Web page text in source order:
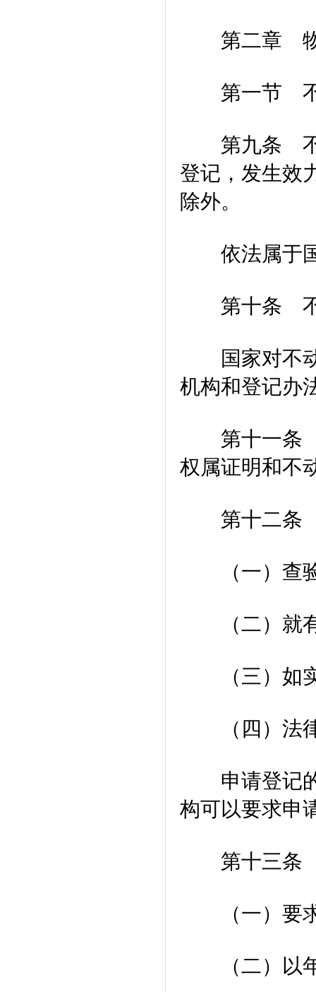
第二章 物
第一节 不
第九条 不动
登记，发生效
除外。
依法属于国
第十条 不动
国家对不动
机构和登记办
第十一条 当
权属证明和不
第十二条
（一）查验
（二）就有
（三）如实
（四）法律
申请登记的
构可以要求申
第十三条
（一）要求
（二）以年